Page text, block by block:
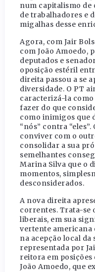
num capitalismo de
de trabalhadores e
migalhas desse
Agora, com Jair
com João Amoedo,
deputados e
oposição estéril
direita passou a se
diversidade. O PT
caracterizá-la como
fazer do que
como inimigos que
“nós” contra
conviver com o
consolidar a sua
semelhantes
Marina Silva que o
momentos,
desconsiderados.
A nova direita
correntes. Trata-se
liberais, em sua
vertente americana
na acepção local
representada por
reitora em
João Amoedo, que